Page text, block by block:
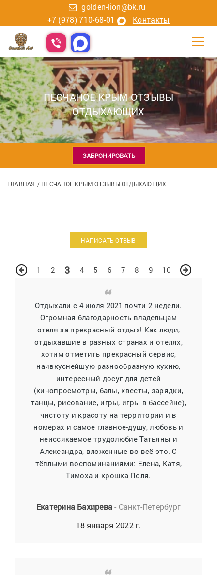
golden-lion@bk.ru
+7 (978) 710-68-01
Контакты
ПЕСЧАНОЕ КРЫМ ОТЗЫВЫ
ОТДЫХАЮЩИХ
ЗАБРОНИРОВАТЬ
ГЛАВНАЯ ПЕСЧАНОЕ КРЫМ ОТЗЫВЫ ОТДЫХАЮЩИХ
НАПИСАТЬ ОТЗЫВ
Отдыхали с 4 июля 2021 почти 2 недели.
Огромная благодарность владельцам
отеля за прекрасный отдых! Как люди,
отдыхавшие в разных странах и отелях,
хотим отметить прекрасный сервис,
наивкуснейшую разнообразную кухню,
интересный досуг для детей
(кинопросмотры, балы, квесты, зарядки,
танцы, рисование, игры, игры в бассейне),
чистоту и красоту на территории и в
номерах и самое главное-душу, любовь и
неиссякаемое трудолюбие Татьяны и
Александра, вложенные во всё это. С
тёплыми воспоминаниями: Елена, Катя,
Тимоха и крошка Поля.
Екатерина Бахирева- Санкт-Петербург
18 января 2022 г.
1 2 3 4 5 6 7 8 9 10